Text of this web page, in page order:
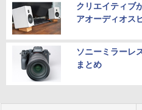
クリエイティブ
アオーディオス
ソニーミラーレ
まとめ